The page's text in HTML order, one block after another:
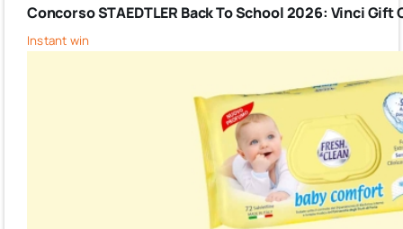
Concorso STAEDTLER Back To School 2026: Vinci Gift
Instant win